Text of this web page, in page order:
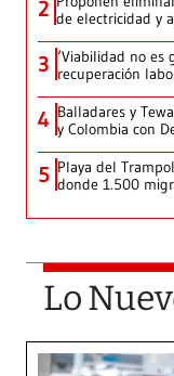
2 de electricidad y
3 ‘Viabilidad no es
recuperación
4 Balladares y
y Colombia con
5 Playa del
donde 1.500
Lo